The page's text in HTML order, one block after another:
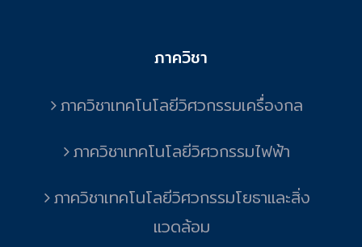
ภาควิชา
ภาควิชาเทคโนโลยีวิศวกรรมเครื่องกล
ภาควิชาเทคโนโลยีวิศวกรรมไฟฟ้า
ภาควิชาเทคโนโลยีวิศวกรรมโยธาและสิ่ง
แวดล้อม